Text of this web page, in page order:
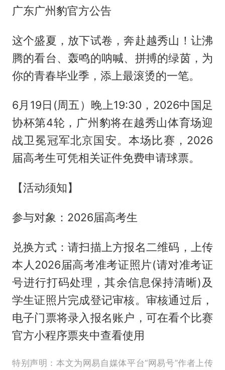
广东广州豹官方公告
这个盛夏，放下试卷，奔赴越秀山！让沸
腾的看台、轰鸣的呐喊、拼搏的绿茵，为
你的青春毕业季，添上最滚烫的一笔。
6月19日(周五）晚上19:30，2026中国足
协杯第4轮，广州豹将在越秀山体育场迎
战卫冕冠军北京国安。本场比赛，2026
届高考生可凭相关证件免费申请球票。
【活动须知】
参与对象：2026届高考生
兑换方式：请扫描上方报名二维码，上传
本人2026届高考准考证照片(请对准考证
号进行打码处理，其余信息保持清晰)及
学生证照片完成登记审核。审核通过后，
电子门票将录入报名账户，可在看个比赛
官方小程序票夹中查看使用
特别声明：本文为网易自媒体平台“网易号”作者上传